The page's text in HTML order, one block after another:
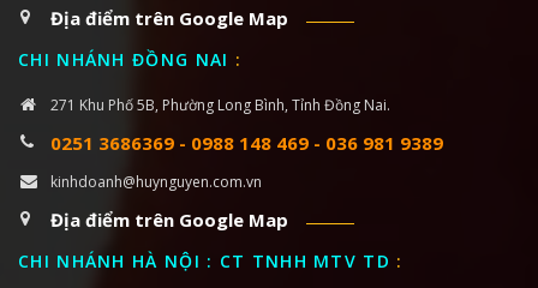
Địa điểm trên Google Map
CHI NHÁNH ĐỒNG NAI :
271 Khu Phố 5B, Phường Long Bình, Tỉnh Đồng Nai.
0251 3686369 - 0988 148 469 - 036 981 9389
kinhdoanh@huynguyen.com.vn
Địa điểm trên Google Map
CHI NHÁNH HÀ NỘI : CT TNHH MTV TD :